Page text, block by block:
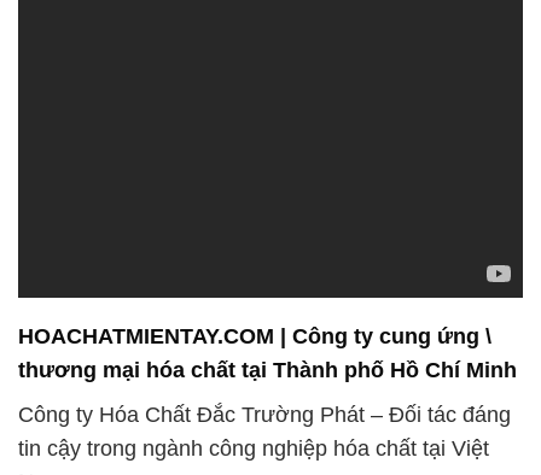
HOACHATMIENTAY.COM | Công ty cung ứng \
thương mại hóa chất tại Thành phố Hồ Chí Minh
Công ty Hóa Chất Đắc Trường Phát – Đối tác đáng
tin cậy trong ngành công nghiệp hóa chất tại Việt